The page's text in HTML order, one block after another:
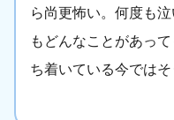
ら尚更怖い。何度も
もどんなことがあっ
ち着いている今ではそ